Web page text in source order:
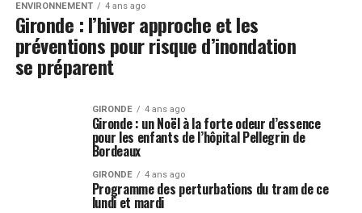
ENVIRONNEMENT 4 ans ago
Gironde : l’hiver approche et les
préventions pour risque d’inondation
se préparent
GIRONDE 4 ans ago
Gironde : un Noël à la forte odeur d’essence
pour les enfants de l’hôpital Pellegrin de
Bordeaux
GIRONDE 4 ans ago
Programme des perturbations du tram de ce
lundi et mardi